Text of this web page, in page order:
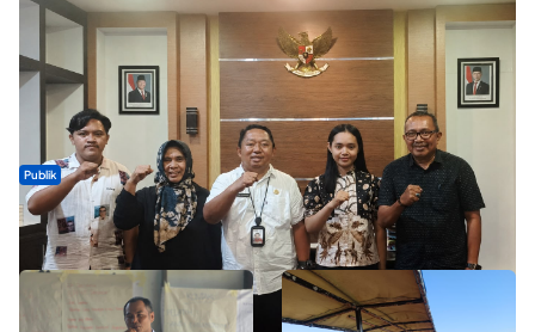
Publik
Dua Talenta Muda Ternate Wakili Maluku Utara di Gita Bahana
Nusantara 2026